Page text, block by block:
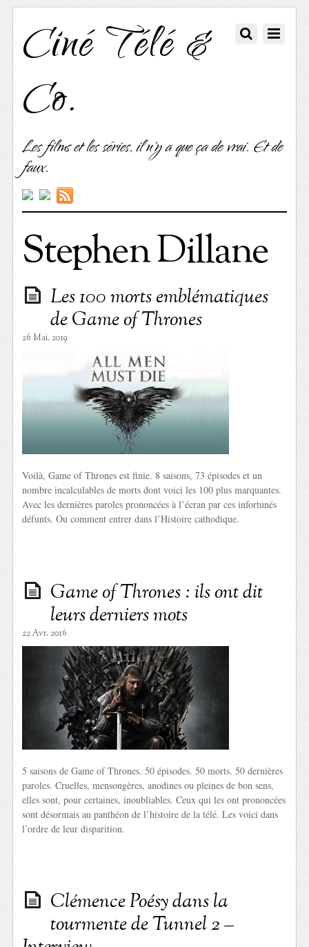
Ciné Télé &
Co.
Les films et les séries, il n'y a que ça de vrai. Et de
faux.
Stephen Dillane
Les 100 morts emblématiques
de Game of Thrones
26 Mai. 2019
Voilà, Game of Thrones est finie. 8 saisons, 73 épisodes et un
nombre incalculables de morts dont voici les 100 plus marquantes.
Avec les dernières paroles prononcées à l’écran par ces infortunés
défunts. Ou comment entrer dans l’Histoire cathodique.
Game of Thrones : ils ont dit
leurs derniers mots
22 Avr. 2016
5 saisons de Game of Thrones. 50 épisodes. 50 morts. 50 dernières
paroles. Cruelles, mensongères, anodines ou pleines de bon sens,
elles sont, pour certaines, inoubliables. Ceux qui les ont prononcées
sont désormais au panthéon de l’histoire de la télé. Les voici dans
l’ordre de leur disparition.
Clémence Poésy dans la
tourmente de Tunnel 2 –